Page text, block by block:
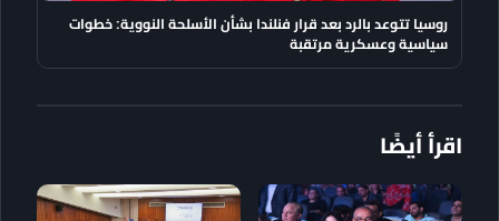
روسيا تتوعد بالرد بعد قرار فنلندا بشأن الأسلحة النووية: خطوات
سياسية وعسكرية مرتقبة
اقرأ أيضًا